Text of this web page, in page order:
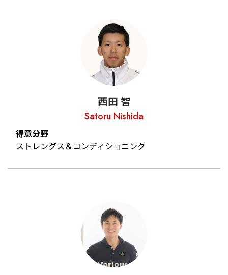
西田 智
Satoru Nishida
得意分野
ストレングス＆コンディショニング